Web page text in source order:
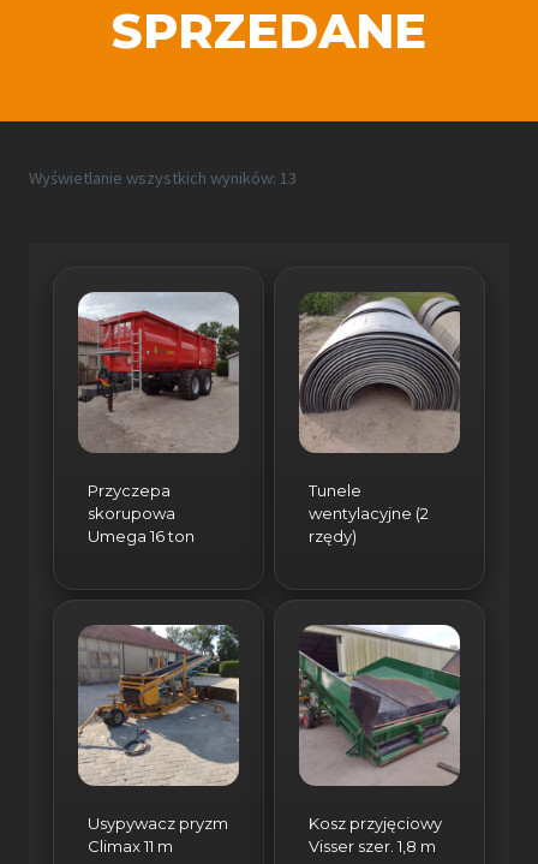
SPRZEDANE
Wyświetlanie wszystkich wyników: 13
Przyczepa
skorupowa
Umega 16 ton
Tunele
wentylacyjne (2
rzędy)
Usypywacz pryzm
Climax 11 m
Kosz przyjęciowy
Visser szer. 1,8 m